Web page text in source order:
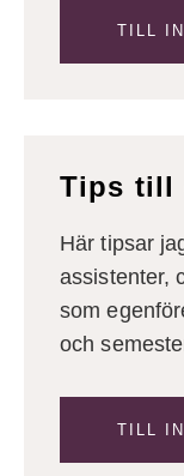
TILL
Tips till
Här tipsar
assistenter,
som
och
TILL